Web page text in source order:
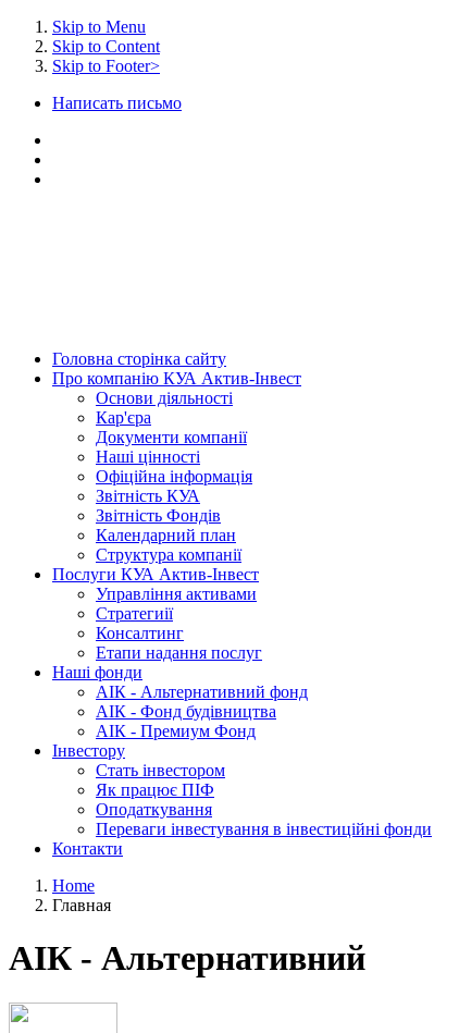
Skip to Menu
Skip to Content
Skip to Footer>
Написать письмо
Головна сторінка сайту
Про компанію КУА Актив-Інвест
Основи діяльності
Кар'єра
Документи компанії
Наші цінності
Офіційна інформація
Звітність КУА
Звітність Фондів
Календарний план
Структура компанії
Послуги КУА Актив-Інвест
Управління активами
Стратегиії
Консалтинг
Етапи надання послуг
Наші фонди
АІК - Альтернативний фонд
АІК - Фонд будівництва
АІК - Премиум Фонд
Інвестору
Стать інвестором
Як працює ПІФ
Оподаткування
Переваги інвестування в інвестиційні фонди
Контакти
Home
Главная
АІК - Альтернативний